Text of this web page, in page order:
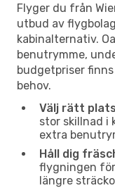
Flyger du från
utbud av
kabinalternativ.
benutrymme,
budgetpriser
behov.
Välj rätt
stor skillnad i
extra
Håll dig
flygningen
längre